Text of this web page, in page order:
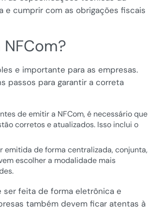
e cumprir com as obrigações fiscais
e importante para as empresas.
passos para garantir a correta
de emitir a NFCom, é necessário que
corretos e atualizados. Isso inclui o
emitida de forma centralizada, conjunta,
escolher a modalidade mais
ser feita de forma eletrônica e
também devem ficar atentas à